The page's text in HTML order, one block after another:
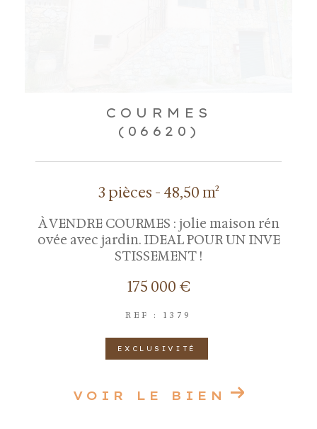
COURMES
(06620)
3 pièces - 48,50 m²
À VENDRE COURMES : jolie maison rén
ovée avec jardin. IDEAL POUR UN INVE
STISSEMENT !
175 000 €
REF : 1379
EXCLUSIVITÉ
VOIR LE BIEN